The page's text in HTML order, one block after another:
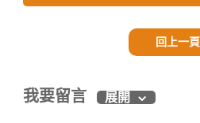
回上一頁
我要留言 展開